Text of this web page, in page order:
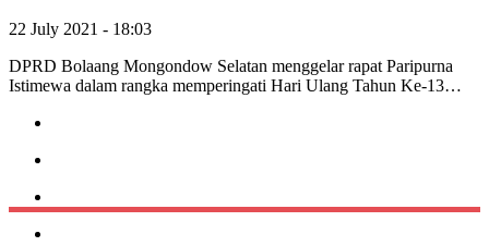
22 July 2021 - 18:03
DPRD Bolaang Mongondow Selatan menggelar rapat Paripurna
Istimewa dalam rangka memperingati Hari Ulang Tahun Ke-13…